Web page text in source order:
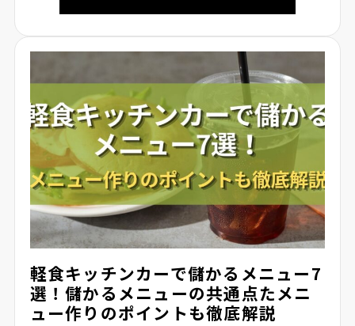
軽食キッチンカーで儲かるメニュー7
選！儲かるメニューの共通点たメニ
ュー作りのポイントも徹底解説